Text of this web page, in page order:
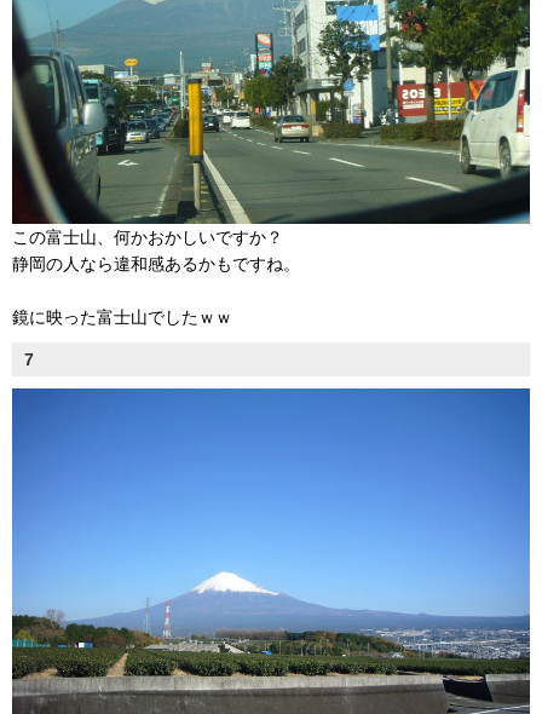
この富士山、何かおかしいですか？
静岡の人なら違和感あるかもですね。
鏡に映った富士山でしたｗｗ
7